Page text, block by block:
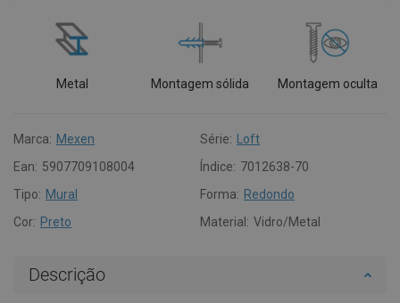
Metal Montagem sólida Montagem oculta
Marca: Mexen Série:
Loft
Ean: 5907709108004 Índice: 7012638-70
Tipo: Mural Forma: Redondo
Cor: Preto Material: Vidro/Metal
Descrição